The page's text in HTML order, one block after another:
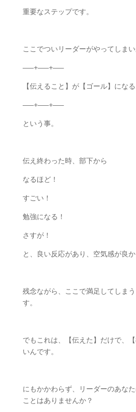
重要なステップです。
ここでついリーダーがやってしまい
—–+—–+—–
【伝えること】が【ゴール】になる
—–+—–+—–
という事。
伝え終わった時、部下から
なるほど！
すごい！
勉強になる！
さすが！
と、良い反応があり、空気感が良か
残念ながら、ここで満足してしま
す。
でもこれは、【伝えた】だけで、
いんです。
にもかかわらず、リーダーのあな
ことはありませんか？